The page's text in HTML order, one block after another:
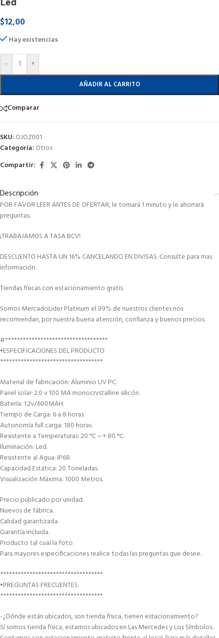
$12,00
Hay existencias
- +
AÑADIR AL CARRITO
Comparar
SKU: OJOZ001
Categoría: Otros
Compartir:
Descripción
POR FAVOR LEER ANTES DE OFERTAR, le tomará 1 minuto y le ahorrará
preguntas.
¡TRABAJAMOS A TASA BCV!
DESCUENTO HASTA UN 16% CANCELANDO EN DIVISAS. Consulte para mas
información.
Tiendas físicas con estacionamiento gratis.
Somos MercadoLider Platinum el 99% de nuestros clientes nos
recomiendan, por nuestra buena atención, confianza y buenos precios.
#***********************************
•ESPECIFICACIONES DEL PRODUCTO
***********************************
Material de fabricación: Aluminio UV PC.
Panel solar: 2.0 v 100 MA monocrvstalline silicón.
Batería: 1.2v/600MAH.
Tiempo de Carga: 6 a 8 horas.
Autonomía full carga: 180 horas.
Resistente a Temperaturas: 20 °C ~ + 80 °C.
Iluminación: Led.
Resistente al Agua: IP68.
Capacidad Estática: 20 Toneladas.
Visualización Máxima: 1000 Metros.
Precio publicado por unidad.
Nuevos de fábrica.
Calidad garantizada.
Garantía incluida.
Producto tal cual la foto.
Para mayores especificaciones realice todas las preguntas que desee.
***********************************
•PREGUNTAS FRECUENTES:
***********************************
-¿Dónde están ubicados, son tienda física, tienen estacionamiento?
Sí somos tienda física, estamos ubicados en Las Mercedes y Los Símbolos.